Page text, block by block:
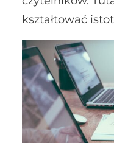
kształtować